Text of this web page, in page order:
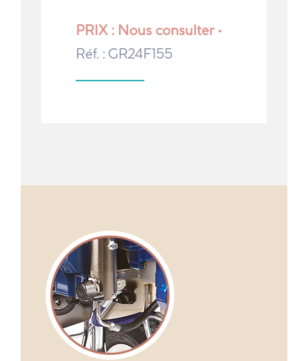
PRIX : Nous consulter •
Réf. : GR24F155